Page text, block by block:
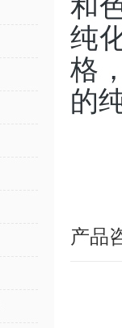
和
纯
格
的
产品